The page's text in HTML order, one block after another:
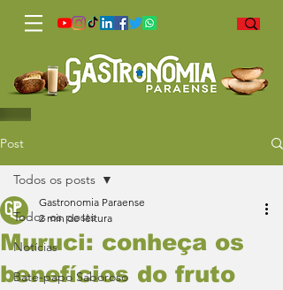
Post
Todos os posts
Notícias
Bate-papo Saboroso
Todos os posts
Muruci: conheça os
benefícios do fruto
Gastronomia Paraense
2 min de leitura